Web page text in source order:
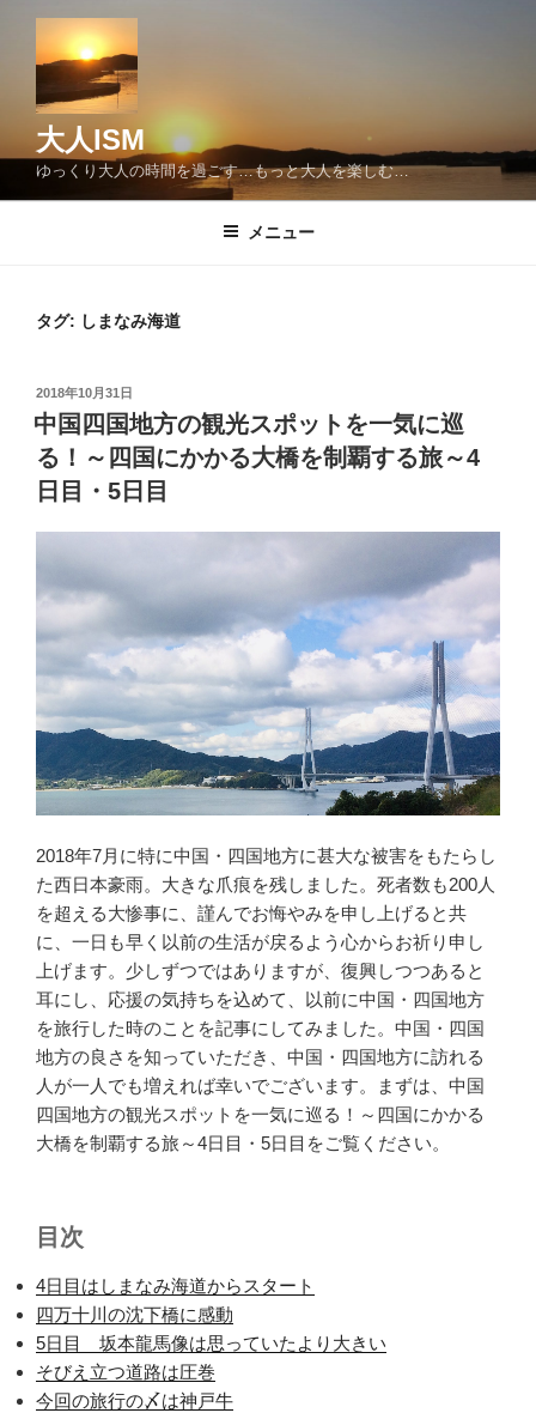
へ
大人ISM
ゆっくり大人の時間を過ごす…もっと大人を楽しむ…
メニュー
タグ: しまなみ海道
投
稿
日:
2018年10月31日
中国四国地方の観光スポットを一気に巡
る！～四国にかかる大橋を制覇する旅～4
日目・5日目
2018年7月に特に中国・四国地方に甚大な被害をもたらし
た西日本豪雨。大きな爪痕を残しました。死者数も200人
を超える大惨事に、謹んでお悔やみを申し上げると共
に、一日も早く以前の生活が戻るよう心からお祈り申し
上げます。少しずつではありますが、復興しつつあると
耳にし、応援の気持ちを込めて、以前に中国・四国地方
を旅行した時のことを記事にしてみました。中国・四国
地方の良さを知っていただき、中国・四国地方に訪れる
人が一人でも増えれば幸いでございます。まずは、中国
四国地方の観光スポットを一気に巡る！～四国にかかる
大橋を制覇する旅～4日目・5日目をご覧ください。
目次
4日目はしまなみ海道からスタート
四万十川の沈下橋に感動
5日目 坂本龍馬像は思っていたより大きい
そびえ立つ道路は圧巻
今回の旅行の〆は神戸牛